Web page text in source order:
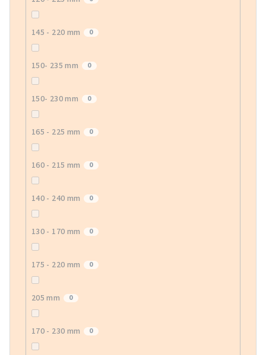
145 - 220 mm 0
150- 235 mm 0
150- 230 mm 0
165 - 225 mm 0
160 - 215 mm 0
140 - 240 mm 0
130 - 170 mm 0
175 - 220 mm 0
205 mm 0
170 - 230 mm 0